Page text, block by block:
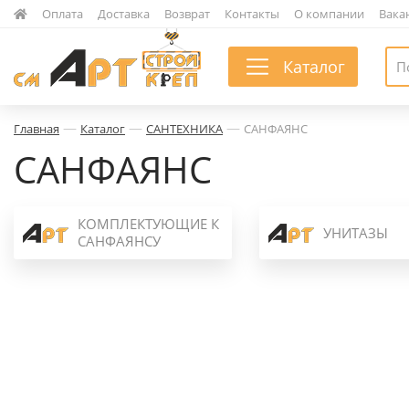
Оплата Доставка Возврат Контакты О компании
Каталог
Главная — Каталог — САНТЕХНИКА — САНФАЯНС
САНФАЯНС
КОМПЛЕКТУЮЩИЕ К
САНФАЯНСУ
УНИТАЗЫ